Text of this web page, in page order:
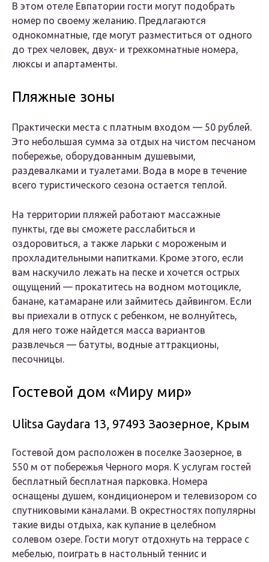
В этом отеле Евпатории гости могут подобрать
номер по своему желанию. Предлагаются
однокомнатные, где могут разместиться от одного
до трех человек, двух- и трехкомнатные номера,
люксы и апартаменты.
Пляжные зоны
Практически места с платным входом — 50 рублей.
Это небольшая сумма за отдых на чистом песчаном
побережье, оборудованным душевыми,
раздевалками и туалетами. Вода в море в течение
всего туристического сезона остается теплой.
На территории пляжей работают массажные
пункты, где вы сможете расслабиться и
оздоровиться, а также ларьки с мороженым и
прохладительными напитками. Кроме этого, если
вам наскучило лежать на песке и хочется острых
ощущений — прокатитесь на водном мотоцикле,
банане, катамаране или займитесь дайвингом. Если
вы приехали в отпуск с ребенком, не волнуйтесь,
для него тоже найдется масса вариантов
развлечься — батуты, водные аттракционы,
песочницы.
Гостевой дом «Миру мир»
Ulitsa Gaydara 13, 97493 Заозерное, Крым
Гостевой дом расположен в поселке Заозерное, в
550 м от побережья Черного моря. К услугам гостей
бесплатный бесплатная парковка. Номера
оснащены душем, кондиционером и телевизором со
спутниковыми каналами. В окрестностях популярны
такие виды отдыха, как купание в целебном
солевом озере. Гости могут отдохнуть на террасе с
мебелью, поиграть в настольный теннис и